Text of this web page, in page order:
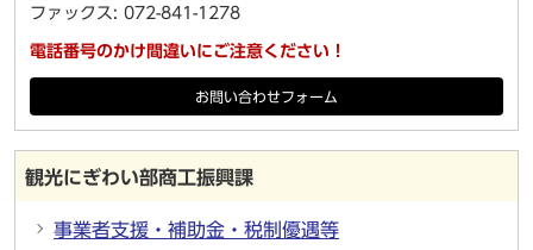
ファックス: 072-841-1278
電話番号のかけ間違いにご注意ください！
お問い合わせフォーム
観光にぎわい部商工振興課
事業者支援・補助金・税制優遇等